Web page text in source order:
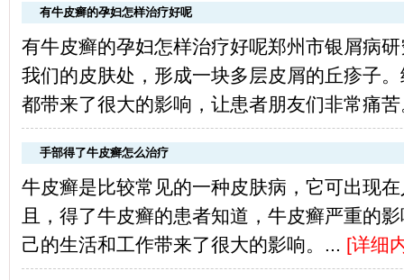
有牛皮癣的孕妇怎样治疗好呢
有牛皮癣的孕妇怎样治疗好呢郑州市银屑病
我们的皮肤处，形成一块多层皮屑的丘疹子
都带来了很大的影响，让患者朋友们非常痛
手部得了牛皮癣怎么治疗
牛皮癣是比较常见的一种皮肤病，它可出现
且，得了牛皮癣的患者知道，牛皮癣严重的
己的生活和工作带来了很大的影响。... [详细